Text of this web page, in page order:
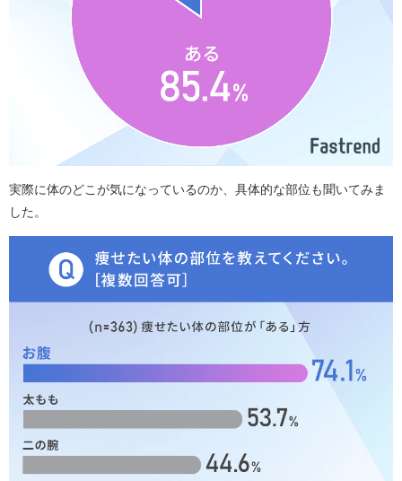
実際に体のどこが気になっているのか、具体的な部位も聞いてみま
した。